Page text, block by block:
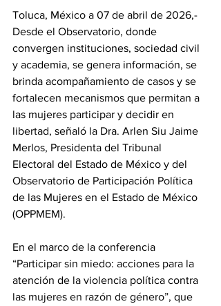
Toluca, México a 07 de abril de 2026,-
Desde el Observatorio, donde
convergen instituciones, sociedad civil
y academia, se genera información, se
brinda acompañamiento de casos y se
fortalecen mecanismos que permitan a
las mujeres participar y decidir en
libertad, señaló la Dra. Arlen Siu Jaime
Merlos, Presidenta del Tribunal
Electoral del Estado de México y del
Observatorio de Participación Política
de las Mujeres en el Estado de México
(OPPMEM).
En el marco de la conferencia
“Participar sin miedo: acciones para la
atención de la violencia política contra
las mujeres en razón de género”, que